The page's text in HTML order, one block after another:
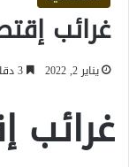
غرائب
يناير 2, 2022
غرائب